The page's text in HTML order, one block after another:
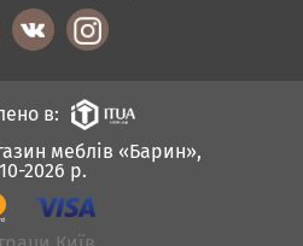
меблів «Барин»,
2026 р.
в: